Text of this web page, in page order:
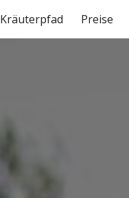
Skip to
Kräuterpfad Preise